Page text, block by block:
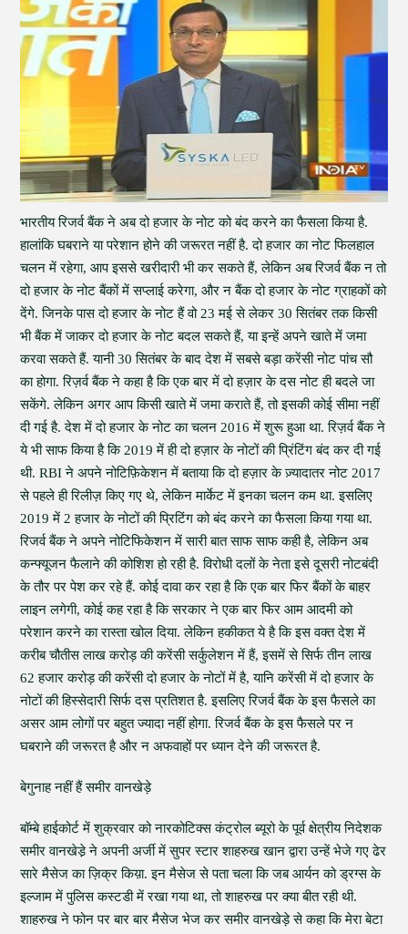
भारतीय रिजर्व बैंक ने अब दो हजार के नोट को बंद करने का फैसला किया है.
हालांकि घबराने या परेशान होने की जरूरत नहीं है. दो हजार का नोट फिलहाल
चलन में रहेगा, आप इससे खरीदारी भी कर सकते हैं, लेकिन अब रिजर्व बैंक न तो
दो हजार के नोट बैंकों में सप्लाई करेगा, और न बैंक दो हजार के नोट ग्राहकों को
देंगे. जिनके पास दो हजार के नोट हैं वो 23 मई से लेकर 30 सितंबर तक किसी
भी बैंक में जाकर दो हजार के नोट बदल सकते हैं, या इन्हें अपने खाते में जमा
करवा सकते हैं. यानी 30 सितंबर के बाद देश में सबसे बड़ा करेंसी नोट पांच सौ
का होगा. रिज़र्व बैंक ने कहा है कि एक बार में दो हज़ार के दस नोट ही बदले जा
सकेंगे. लेकिन अगर आप किसी खाते में जमा कराते हैं, तो इसकी कोई सीमा नहीं
दी गई है. देश में दो हजार के नोट का चलन 2016 में शुरू हुआ था. रिज़र्व बैंक ने
ये भी साफ किया है कि 2019 में ही दो हज़ार के नोटों की प्रिंटिंग बंद कर दी गई
थी. RBI ने अपने नोटिफ़िकेशन में बताया कि दो हज़ार के ज़्यादातर नोट 2017
से पहले ही रिलीज़ किए गए थे, लेकिन मार्केट में इनका चलन कम था. इसलिए
2019 में 2 हजार के नोटों की प्रिटिंग को बंद करने का फैसला किया गया था.
रिजर्व बैंक ने अपने नोटिफिकेशन में सारी बात साफ साफ कही है, लेकिन अब
कन्फ्यूजन फैलाने की कोशिश हो रही है. विरोधी दलों के नेता इसे दूसरी नोटबंदी
के तौर पर पेश कर रहे हैं. कोई दावा कर रहा है कि एक बार फिर बैंकों के बाहर
लाइन लगेगी, कोई कह रहा है कि सरकार ने एक बार फिर आम आदमी को
परेशान करने का रास्ता खोल दिया. लेकिन हकीकत ये है कि इस वक्त देश में
करीब चौतीस लाख करोड़ की करेंसी सर्कुलेशन में हैं, इसमें से सिर्फ तीन लाख
62 हजार करोड़ की करेंसी दो हजार के नोटों में है, यानि करेंसी में दो हजार के
नोटों की हिस्सेदारी सिर्फ दस प्रतिशत है. इसलिए रिजर्व बैंक के इस फैसले का
असर आम लोगों पर बहुत ज्यादा नहीं होगा. रिजर्व बैंक के इस फैसले पर न
घबराने की जरूरत है और न अफवाहों पर ध्यान देने की जरूरत है.
बेगुनाह नहीं हैं समीर वानखेड़े
बॉम्बे हाईकोर्ट में शुक्रवार को नारकोटिक्स कंट्रोल ब्यूरो के पूर्व क्षेत्रीय निदेशक
समीर वानखेडे़ ने अपनी अर्जी में सुपर स्टार शाहरुख खान द्वारा उन्हें भेजे गए ढेर
सारे मैसेज का ज़िक्र किय़ा. इन मैसेज से पता चला कि जब आर्यन को ड्रग्स के
इल्जाम में पुलिस कस्टडी में रखा गया था, तो शाहरुख पर क्या बीत रही थी.
शाहरुख ने फोन पर बार बार मैसेज भेज कर समीर वानखेड़े से कहा कि मेरा बेटा